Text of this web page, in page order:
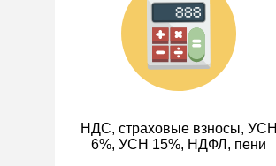
Кадровые документы и
образцы
Персональные данные
ИП
НДС, страховые взносы, УСН
6%, УСН 15%, НДФЛ, пени